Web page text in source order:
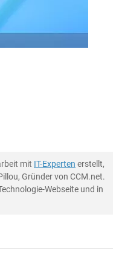
mit IT-Experten erstellt,
Gründer von CCM.net.
Webseite und in